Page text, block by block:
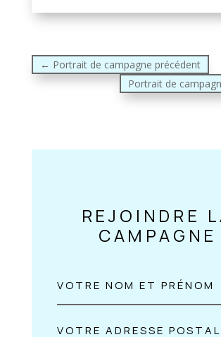
← Portrait de campagne précédent
Portrait de
REJOINDRE
CAMPAGNE